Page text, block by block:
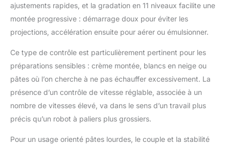
ajustements rapides, et la gradation en 11 niveaux facilite une
montée progressive : démarrage doux pour éviter les
projections, accélération ensuite pour aérer ou émulsionner.
Ce type de contrôle est particulièrement pertinent pour les
préparations sensibles : crème montée, blancs en neige ou
pâtes où l’on cherche à ne pas échauffer excessivement. La
présence d’un contrôle de vitesse réglable, associée à un
nombre de vitesses élevé, va dans le sens d’un travail plus
précis qu’un robot à paliers plus grossiers.
Pour un usage orienté pâtes lourdes, le couple et la stabilité